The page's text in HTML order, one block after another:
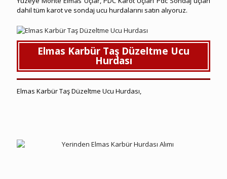
dahil tüm karot ve sondaj ucu hurdalarını satın alıyoruz.
Elmas Karbür Taş Düzeltme Ucu
Hurdası
Elmas Karbür Taş Düzeltme Ucu Hurdası,